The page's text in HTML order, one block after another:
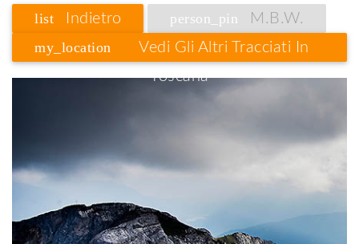
list Indietro person_pin
M.B.W.
my_location
Vedi Gli Altri Tracciati In
Toscana